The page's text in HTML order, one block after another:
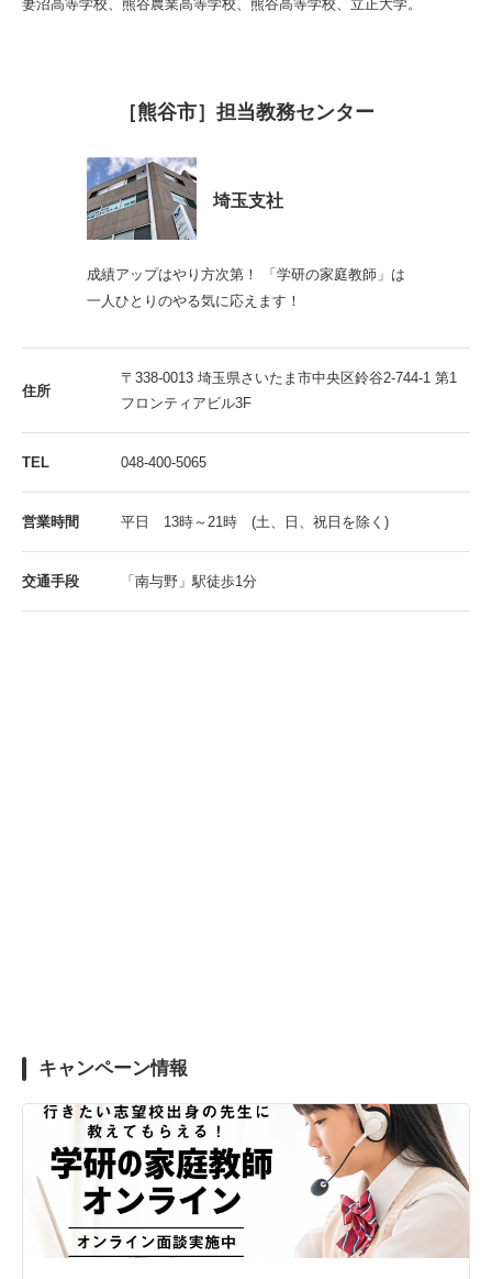
妻沼高等学校、熊谷農業高等学校、熊谷高等学校、立正大学。
［熊谷市］担当教務センター
埼玉支社
成績アップはやり方次第！ 「学研の家庭教師」は
一人ひとりのやる気に応えます！
住所
〒338-0013 埼玉県さいたま市中央区鈴谷2-744-1 第1
フロンティアビル3F
TEL 048-400-5065
営業時間 平日 13時～21時 (土、日、祝日を除く)
交通手段 「南与野」駅徒歩1分
キャンペーン情報